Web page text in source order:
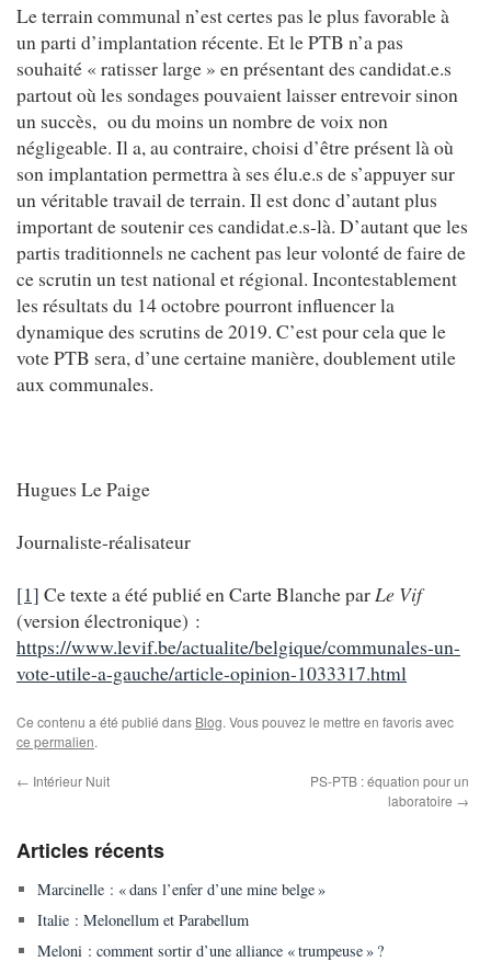
Le terrain communal n’est certes pas le plus favorable à
un parti d’implantation récente. Et le PTB n’a pas
souhaité « ratisser large » en présentant des candidat.e.s
partout où les sondages pouvaient laisser entrevoir sinon
un succès, ou du moins un nombre de voix non
négligeable. Il a, au contraire, choisi d’être présent là où
son implantation permettra à ses élu.e.s de s’appuyer sur
un véritable travail de terrain. Il est donc d’autant plus
important de soutenir ces candidat.e.s-là. D’autant que les
partis traditionnels ne cachent pas leur volonté de faire de
ce scrutin un test national et régional. Incontestablement
les résultats du 14 octobre pourront influencer la
dynamique des scrutins de 2019. C’est pour cela que le
vote PTB sera, d’une certaine manière, doublement utile
aux communales.
Hugues Le Paige
Journaliste-réalisateur
[1] Ce texte a été publié en Carte Blanche par Le Vif
(version électronique) :
https://www.levif.be/actualite/belgique/communales-un-
vote-utile-a-gauche/article-opinion-1033317.html
Ce contenu a été publié dans Blog. Vous pouvez le mettre en favoris avec
ce permalien.
← Intérieur Nuit
PS-PTB : équation pour un
laboratoire →
Articles récents
Marcinelle : « dans l’enfer d’une mine belge »
Italie : Melonellum et Parabellum
Meloni : comment sortir d’une alliance « trumpeuse » ?